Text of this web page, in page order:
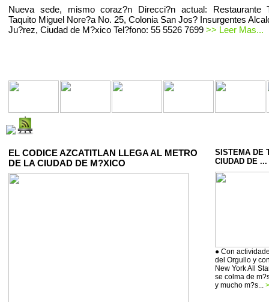
Nueva sede, mismo coraz?n Direcci?n actual: Restaurante
Taquito Miguel Nore?a No. 25, Colonia San Jos? Insurgentes
Ju?rez, Ciudad de M?xico Tel?fono: 55 5526 7699 >> Leer Mas...
EL CODICE AZCATITLAN LLEGA AL METRO
DE LA CIUDAD DE M?XICO
SISTEMA DE
CIUDAD DE ...
● Con
del Orgullo y
New York All
se colma de
y mucho m?s...